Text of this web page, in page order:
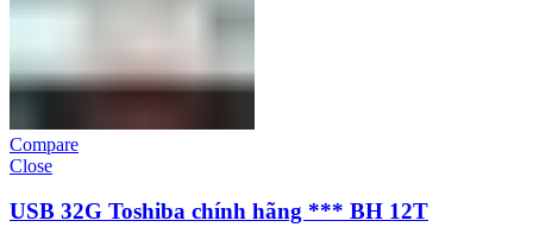
Compare
Close
USB 32G Toshiba chính hãng *** BH 12T